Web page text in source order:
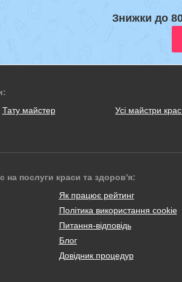
Знижки до
Тату майстер Усі майстри
на послуги краси та здоров'я:
Як працює рейтинг
Політика використання cookie
Питання-відповідь
Блог
Довідник процедур